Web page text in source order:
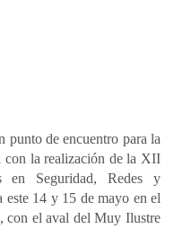
punto de encuentro para la
con la realización de la XII
en Seguridad, Redes y
este 14 y 15 de mayo en el
con el aval del Muy Ilustre